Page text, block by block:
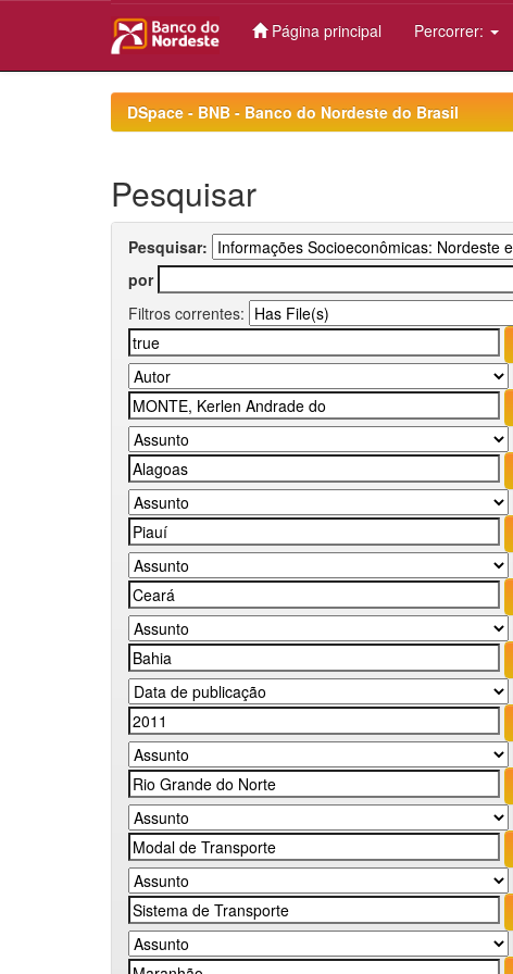
Página principal Percorrer:
DSpace - BNB - Banco do Nordeste do Brasil
Pesquisar
Pesquisar:
por
Filtros correntes: